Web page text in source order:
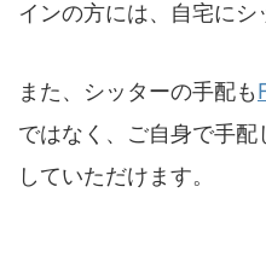
インの方には、自宅にシ
また、シッターの手配も
ではなく、ご自身で手
していただけます。